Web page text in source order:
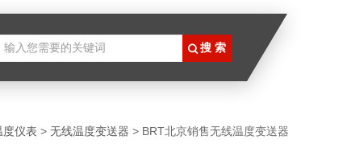
度仪表 > 无线温度变送器 > BRT北京销售无线温度变送器